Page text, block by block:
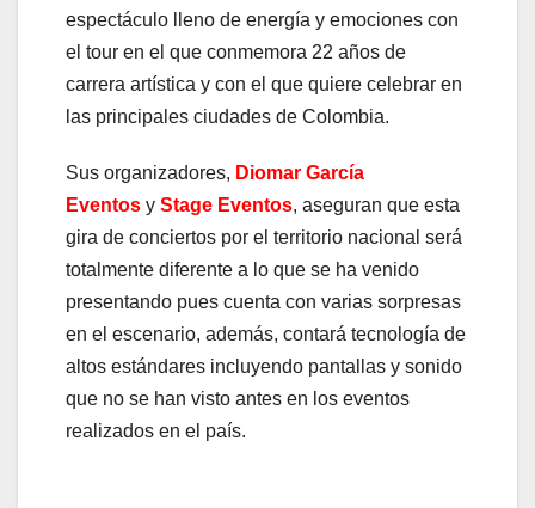
espectáculo lleno de energía y emociones con
el tour en el que conmemora 22 años de
carrera artística y con el que quiere celebrar en
las principales ciudades de Colombia.
Sus organizadores, Diomar García
Eventos y Stage Eventos, aseguran que esta
gira de conciertos por el territorio nacional será
totalmente diferente a lo que se ha venido
presentando pues cuenta con varias sorpresas
en el escenario, además, contará tecnología de
altos estándares incluyendo pantallas y sonido
que no se han visto antes en los eventos
realizados en el país.